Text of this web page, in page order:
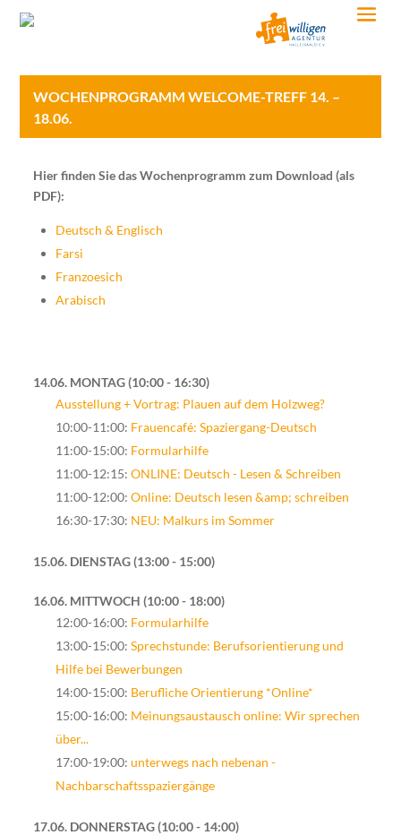
WOCHENPROGRAMM WELCOME-TREFF 14. –
18.06.
Hier finden Sie das Wochenprogramm zum Download (als
PDF):
Deutsch & Englisch
Farsi
Franzoesich
Arabisch
14.06. MONTAG 10:00 - 16:30
Ausstellung + Vortrag: Plauen auf dem Holzweg?
10:00-11:00: Frauencafé: Spaziergang-Deutsch
11:00-15:00: Formularhilfe
11:00-12:15: ONLINE: Deutsch - Lesen & Schreiben
11:00-12:00: Online: Deutsch lesen &amp; schreiben
16:30-17:30: NEU: Malkurs im Sommer
15.06. DIENSTAG 13:00 - 15:00
16.06. MITTWOCH 10:00 - 18:00
12:00-16:00: Formularhilfe
13:00-15:00: Sprechstunde: Berufsorientierung und
Hilfe bei Bewerbungen
14:00-15:00: Berufliche Orientierung *Online*
15:00-16:00: Meinungsaustausch online: Wir sprechen
über...
17:00-19:00: unterwegs nach nebenan -
Nachbarschaftsspaziergänge
17.06. DONNERSTAG 10:00 - 14:00